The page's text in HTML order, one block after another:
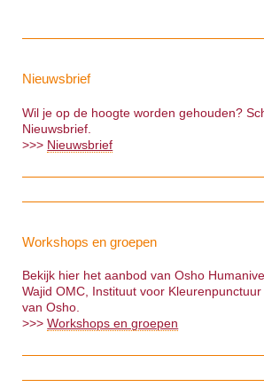
Nieuwsbrief
Wil je op de hoogte worden gehouden?
Nieuwsbrief.
>>> Nieuwsbrief
Workshops en groepen
Bekijk hier het aanbod van Osho
Wajid OMC, Instituut voor
van Osho.
>>>Workshops en groepen